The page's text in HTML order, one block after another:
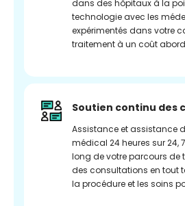
dans des hôpitaux à la
technologie avec les
expérimentés dans votre
traitement à un coût
Soutien continu des
Assistance et assistance
médical 24 heures sur 24,
long de votre parcours de
des consultations en tout
la procédure et les soins